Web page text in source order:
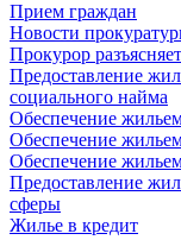
Прием граждан
Новости
Прокурор разъясняет
Предоставление
социального найма
Обеспечение
Обеспечение
Обеспечение
Предоставление
сферы
Жилье в кредит